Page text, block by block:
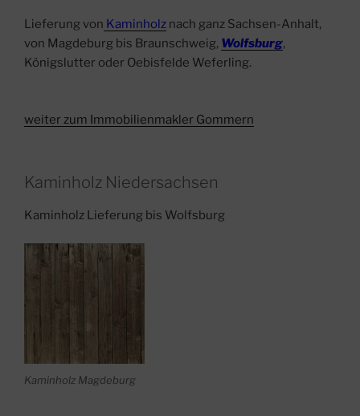
Lieferung von Kaminholz nach ganz Sachsen-Anhalt,
von Magdeburg bis Braunschweig, Wolfsburg,
Königslutter oder Oebisfelde Weferling.
weiter zum Immobilienmakler Gommern
Kaminholz Niedersachsen
Kaminholz Lieferung bis Wolfsburg
Kaminholz Magdeburg